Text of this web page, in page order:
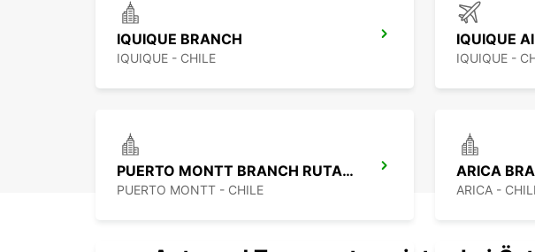
IQUIQUE BRANCH
IQUIQUE - CHILE
IQUIQUE
IQUIQUE -
PUERTO MONTT BRANCH RUTA 5 SUR
PUERTO MONTT - CHILE
ARICA
ARICA -